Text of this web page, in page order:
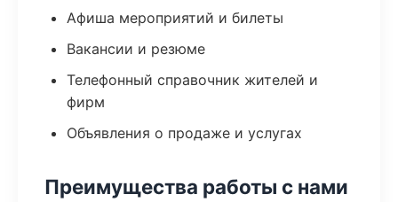
Афиша мероприятий и билеты
Вакансии и резюме
Телефонный справочник жителей и
фирм
Объявления о продаже и услугах
Преимущества работы с нами